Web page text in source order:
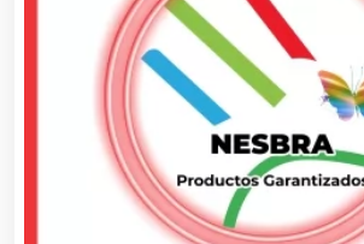
Copiadoras
Cortinas, Persianas y
Cremerías y Salchichonerías